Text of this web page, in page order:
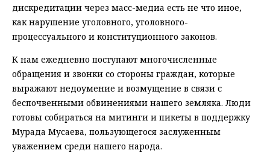
дискредитации через масс-медиа есть не что иное,
как нарушение уголовного, уголовного-
процессуального и конституционного законов.
К нам ежедневно поступают многочисленные
обращения и звонки со стороны граждан, которые
выражают недоумение и возмущение в связи с
беспочвенными обвинениями нашего земляка. Люди
готовы собираться на митинги и пикеты в поддержку
Мурада Мусаева, пользующегося заслуженным
уважением среди нашего народа.